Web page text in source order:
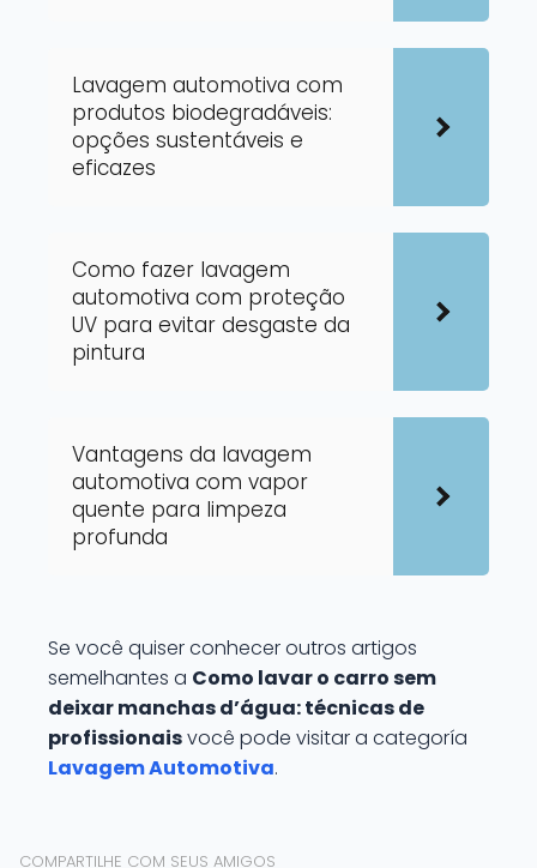
Lavagem automotiva com
produtos biodegradáveis:
opções sustentáveis e
eficazes
Como fazer lavagem
automotiva com proteção
UV para evitar desgaste da
pintura
Vantagens da lavagem
automotiva com vapor
quente para limpeza
profunda
Se você quiser conhecer outros artigos
semelhantes a Como lavar o carro sem
deixar manchas d’água: técnicas de
profissionaisvocê pode visitar a categoría
Lavagem Automotiva.
COMPARTILHE COM SEUS AMIGOS